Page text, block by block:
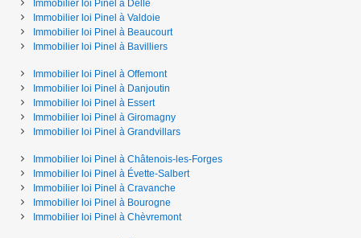
Immobilier loi Pinel à Delle
Immobilier loi Pinel à Valdoie
Immobilier loi Pinel à Beaucourt
Immobilier loi Pinel à Bavilliers
Immobilier loi Pinel à Offemont
Immobilier loi Pinel à Danjoutin
Immobilier loi Pinel à Essert
Immobilier loi Pinel à Giromagny
Immobilier loi Pinel à Grandvillars
Immobilier loi Pinel à Châtenois-les-Forges
Immobilier loi Pinel à Évette-Salbert
Immobilier loi Pinel à Cravanche
Immobilier loi Pinel à Bourogne
Immobilier loi Pinel à Chèvremont